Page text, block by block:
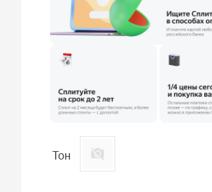
Тон